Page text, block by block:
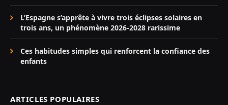
L’Espagne s’apprête à vivre trois éclipses solaires en
trois ans, un phénomène 2026-2028 rarissime
Ces habitudes simples qui renforcent la confiance des
enfants
ARTICLES POPULAIRES